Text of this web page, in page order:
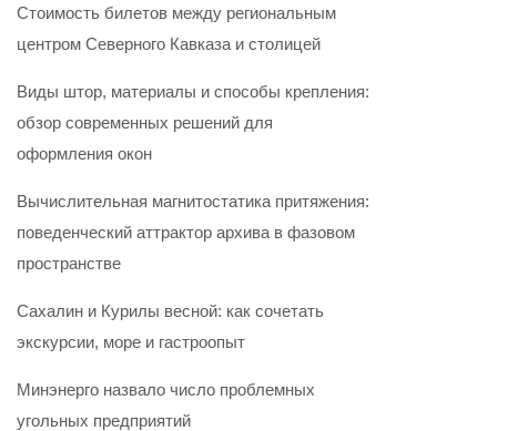
Стоимость билетов между региональным
центром Северного Кавказа и столицей
Виды штор, материалы и способы крепления:
обзор современных решений для
оформления окон
Вычислительная магнитостатика притяжения:
поведенческий аттрактор архива в фазовом
пространстве
Сахалин и Курилы весной: как сочетать
экскурсии, море и гастроопыт
Минэнерго назвало число проблемных
угольных предприятий